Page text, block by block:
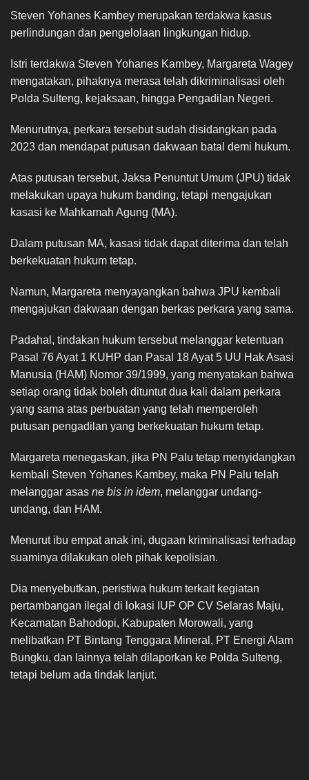
Steven Yohanes Kambey merupakan terdakwa kasus
perlindungan dan pengelolaan lingkungan hidup.
Istri terdakwa Steven Yohanes Kambey, Margareta Wagey
mengatakan, pihaknya merasa telah dikriminalisasi oleh
Polda Sulteng, kejaksaan, hingga Pengadilan Negeri.
Menurutnya, perkara tersebut sudah disidangkan pada
2023 dan mendapat putusan dakwaan batal demi hukum.
Atas putusan tersebut, Jaksa Penuntut Umum (JPU) tidak
melakukan upaya hukum banding, tetapi mengajukan
kasasi ke Mahkamah Agung (MA).
Dalam putusan MA, kasasi tidak dapat diterima dan telah
berkekuatan hukum tetap.
Namun, Margareta menyayangkan bahwa JPU kembali
mengajukan dakwaan dengan berkas perkara yang sama.
Padahal, tindakan hukum tersebut melanggar ketentuan
Pasal 76 Ayat 1 KUHP dan Pasal 18 Ayat 5 UU Hak Asasi
Manusia (HAM) Nomor 39/1999, yang menyatakan bahwa
setiap orang tidak boleh dituntut dua kali dalam perkara
yang sama atas perbuatan yang telah memperoleh
putusan pengadilan yang berkekuatan hukum tetap.
Margareta menegaskan, jika PN Palu tetap menyidangkan
kembali Steven Yohanes Kambey, maka PN Palu telah
melanggar asas ne bis in idem, melanggar undang-
undang, dan HAM.
Menurut ibu empat anak ini, dugaan kriminalisasi terhadap
suaminya dilakukan oleh pihak kepolisian.
Dia menyebutkan, peristiwa hukum terkait kegiatan
pertambangan ilegal di lokasi IUP OP CV Selaras Maju,
Kecamatan Bahodopi, Kabupaten Morowali, yang
melibatkan PT Bintang Tenggara Mineral, PT Energi Alam
Bungku, dan lainnya telah dilaporkan ke Polda Sulteng,
tetapi belum ada tindak lanjut.